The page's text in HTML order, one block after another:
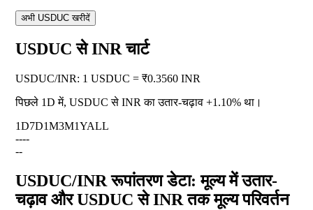
अभी USDUC खरीदें
USDUC से INR चार्ट
USDUC/INR: 1 USDUC = ₹0.3560 INR
पिछले 1D में, USDUC से INR का उतार-चढ़ाव +1.10% था।
1D7D1M3M1YALL
----
--
USDUC/INR रूपांतरण डेटा: मूल्य में उतार-
चढ़ाव और USDUC से INR तक मूल्य परिवर्तन